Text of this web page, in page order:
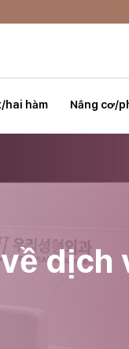
hai hàm Nâng cơ/
dịch